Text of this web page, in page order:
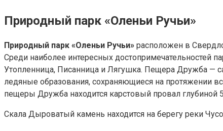
Природный парк «Оленьи Ручьи»
Природный парк «Оленьи Ручьи» расположен в
Среди наиболее интересных
Утопленница, Писанница и Лягушка. Пещера Дружба —
ледяные образования, сохраняющиеся на протяжении
пещеры Дружба находится карстовый провал глубиной
Скала Дыроватый камень находится на берегу реки